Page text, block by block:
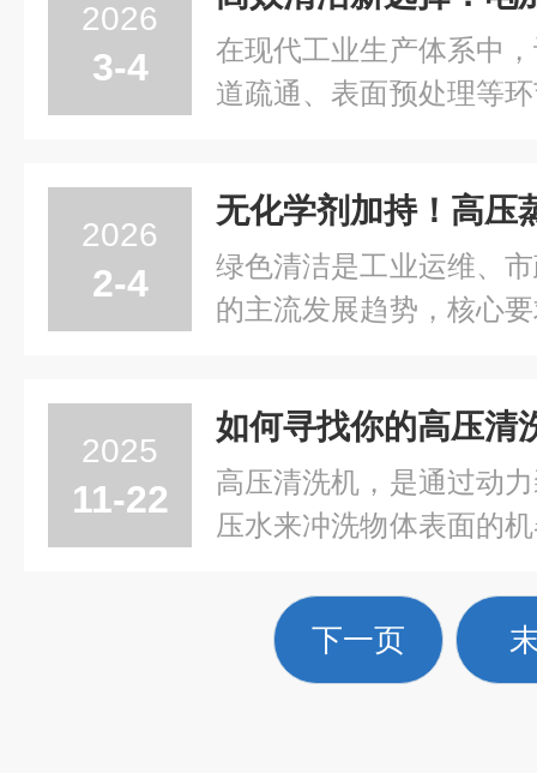
高温、高压双重作用，
医疗环境、厨房清洁等...
2026
3-4
在现代工业生产体系中
道疏通、表面预处理等
染环境、成本较高等问
以高温热水+高压射流...
2026
2-4
绿色清洁是工业运维、
的主流发展趋势，核心
添加任何化学清洁剂，
的高效清除，兼顾清洁...
2025
11-22
如何寻找你的高压清
高压清洗机，是通过动
压水来冲洗物体表面的
柱清理污垢，所以高压
环保的清洁方式。高压
下一页